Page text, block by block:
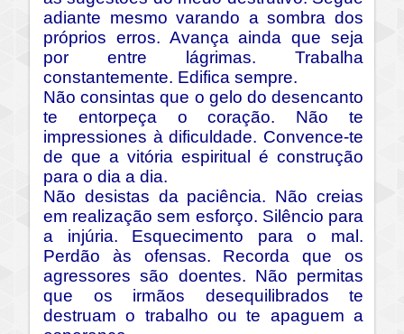
adiante mesmo varando a sombra dos
próprios erros. Avança ainda que seja
por entre lágrimas. Trabalha
constantemente. Edifica sempre.
Não consintas que o gelo do desencanto
te entorpeça o coração. Não te
impressiones à dificuldade. Convence-te
de que a vitória espiritual é construção
para o dia a dia.
Não desistas da paciência. Não creias
em realização sem esforço. Silêncio para
a injúria. Esquecimento para o mal.
Perdão às ofensas. Recorda que os
agressores são doentes. Não permitas
que os irmãos desequilibrados te
destruam o trabalho ou te apaguem a